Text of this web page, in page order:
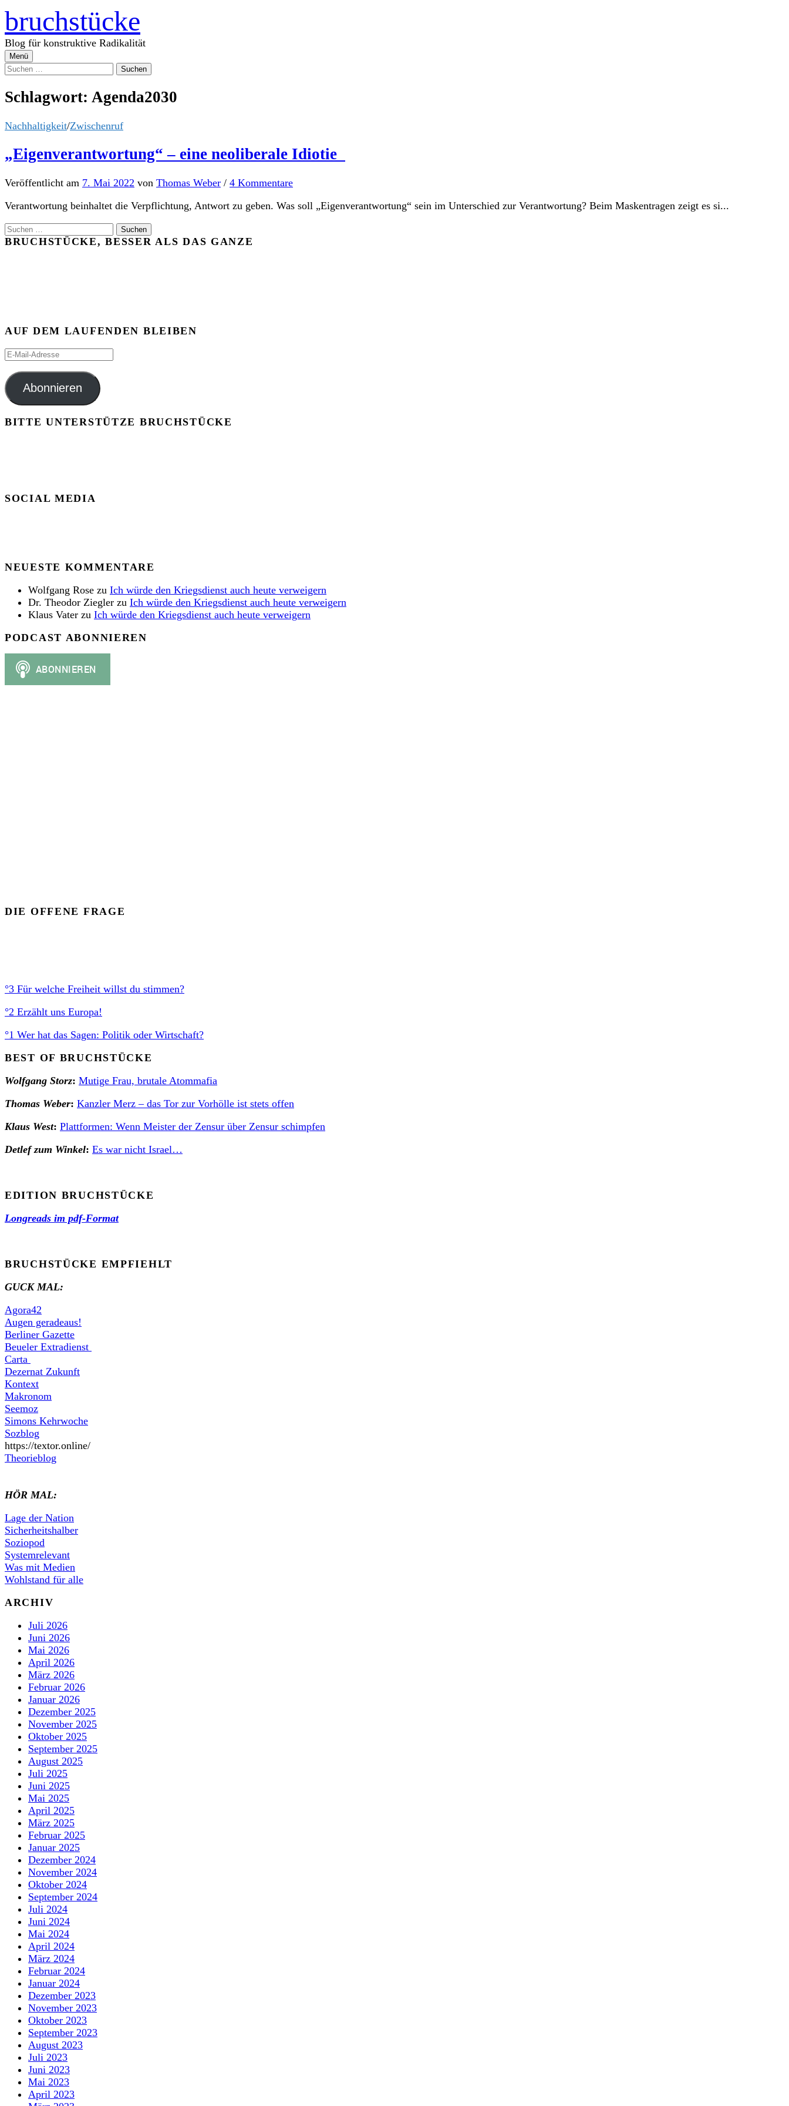
Zum
Inhalt
überspringen
bruchstücke
Blog für konstruktive Radikalität
Menü
Suchen
Schlagwort: Agenda2030
Nachhaltigkeit/Zwischenruf
„Eigenverantwortung“ – eine neoliberale Idiotie
Veröffentlicht am 7. Mai 2022 von Thomas Weber / 4 Kommentare
Verantwortung beinhaltet die Verpflichtung, Antwort zu geben. Was soll „Eigenverantwortung“ sein im Unterschied zur Verantwortung? Beim Maskentragen zeigt es si...
Suchen
nach:
BRUCHSTÜCKE, BESSER ALS DAS GANZE
AUF DEM LAUFENDEN BLEIBEN
E-
Adresse
Abonnieren
BITTE UNTERSTÜTZE BRUCHSTÜCKE
SOCIAL MEDIA
NEUESTE KOMMENTARE
Wolfgang Rose zu Ich würde den Kriegsdienst auch heute verweigern
Dr. Theodor Ziegler zu Ich würde den Kriegsdienst auch heute verweigern
Klaus Vater zu Ich würde den Kriegsdienst auch heute verweigern
PODCAST ABONNIEREN
DIE OFFENE FRAGE
°3 Für welche Freiheit willst du stimmen?
°2 Erzählt uns Europa!
°1 Wer hat das Sagen: Politik oder Wirtschaft?
BEST OF BRUCHSTÜCKE
Wolfgang Storz: Mutige Frau, brutale Atommafia
Thomas Weber: Kanzler Merz – das Tor zur Vorhölle ist stets offen
Klaus West: Plattformen: Wenn Meister der Zensur über Zensur schimpfen
Detlef zum Winkel: Es war nicht Israel…
EDITION BRUCHSTÜCKE
Longreads im pdf-Format
BRUCHSTÜCKE EMPFIEHLT
GUCK MAL:
Agora42
Augen geradeaus!
Berliner Gazette
Beueler Extradienst
Carta
Dezernat Zukunft
Kontext
Makronom
Seemoz
Simons Kehrwoche
Sozblog
https://textor.online/
Theorieblog
HÖR MAL:
Lage der Nation
Sicherheitshalber
Soziopod
Systemrelevant
Was mit Medien
Wohlstand für alle
ARCHIV
Juli 2026
Juni 2026
Mai 2026
April 2026
März 2026
Februar 2026
Januar 2026
Dezember 2025
November 2025
Oktober 2025
September 2025
August 2025
Juli 2025
Juni 2025
Mai 2025
April 2025
März 2025
Februar 2025
Januar 2025
Dezember 2024
November 2024
Oktober 2024
September 2024
Juli 2024
Juni 2024
Mai 2024
April 2024
März 2024
Februar 2024
Januar 2024
Dezember 2023
November 2023
Oktober 2023
September 2023
August 2023
Juli 2023
Juni 2023
Mai 2023
April 2023